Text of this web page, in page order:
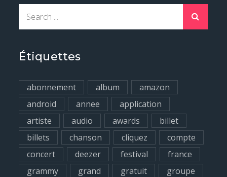
r
h
f
o
Étiquettes
abonnement album
amazon
android
annee
application
artiste
audio awards
billet
billets
chanson cliquez
compte
concert
deezer festival
france
grammy
grand gratuit
groupe